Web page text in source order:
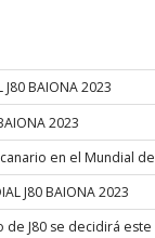
J80 BAIONA 2023
2023
en el Mundial de
J80 BAIONA 2023
J80 se decidirá